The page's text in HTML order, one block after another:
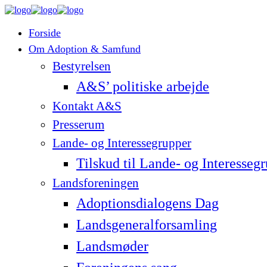
Forside
Om Adoption & Samfund
Bestyrelsen
A&S’ politiske arbejde
Kontakt A&S
Presserum
Lande- og Interessegrupper
Tilskud til Lande- og
Landsforeningen
Adoptionsdialogens Dag
Landsgeneralforsamling
Landsmøder